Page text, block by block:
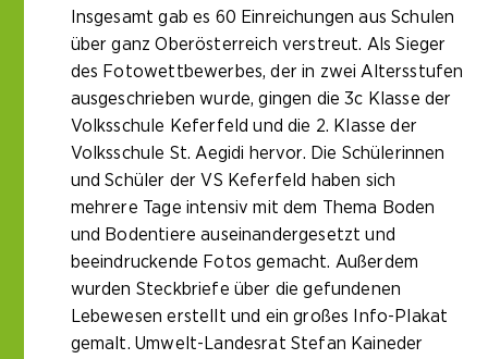
Insgesamt gab es 60 Einreichungen aus Schulen
über ganz Oberösterreich verstreut. Als Sieger
des Fotowettbewerbes, der in zwei Altersstufen
ausgeschrieben wurde, gingen die 3c Klasse der
Volksschule Keferfeld und die 2. Klasse der
Volksschule St. Aegidi hervor. Die Schülerinnen
und Schüler der VS Keferfeld haben sich
mehrere Tage intensiv mit dem Thema Boden
und Bodentiere auseinandergesetzt und
beeindruckende Fotos gemacht. Außerdem
wurden Steckbriefe über die gefundenen
Lebewesen erstellt und ein großes Info-Plakat
gemalt. Umwelt-Landesrat Stefan Kaineder